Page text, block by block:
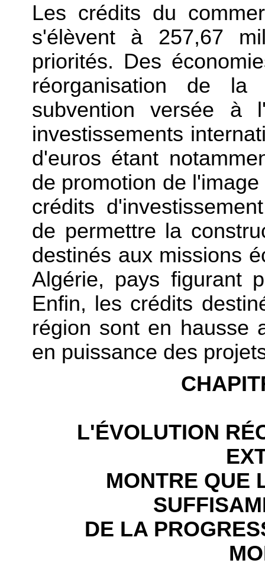
Les crédits du
s'élèvent à 257,67
priorités. Des
réorganisation de
subvention versée à
investissements
d'euros étant
de promotion de
crédits
de permettre la
destinés aux missions
Algérie, pays figurant
Enfin, les crédits
région sont en hausse
en puissance des
L'ÉVOLUTION
MONTRE QUE
DE LA